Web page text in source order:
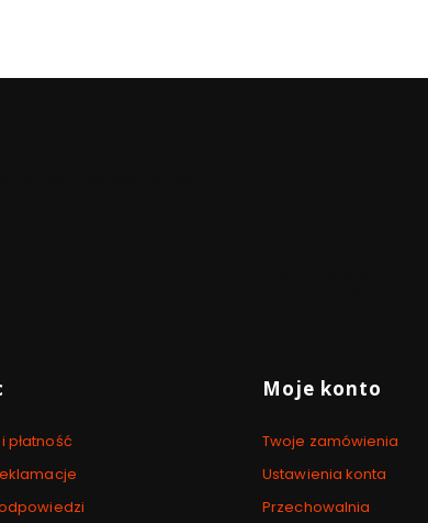
płatność
Moje konto
Twoje zamówienia
Ustawienia konta
Przechowalnia